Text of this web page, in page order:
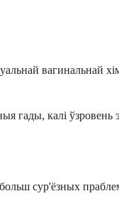
вагинальнай
калі ўзровень
сур'ёзных